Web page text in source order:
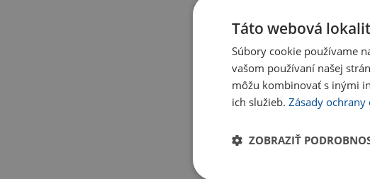
Táto webová
Súbory cookie používame
vašom používaní našej
môžu kombinovať s inými
ich služieb. Zásady
ZOBRAZIŤ